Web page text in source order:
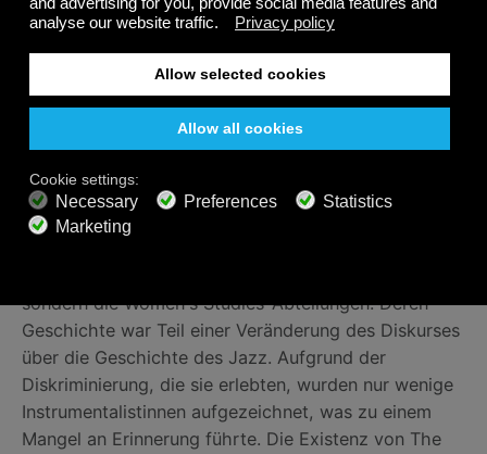
schafften es, diese Hindernisse zu überwinden und
Obwohl sich im Jazz noch viel verändern
muss, zeigten diese Frauen die Möglichkeiten auf.
Leider nahmen zu ihrer Zeit nur wenige Kritiker die
rein weibliche Band ernst, so dass sie von der Presse
weitgehend übersehen wurden.
Sie wurden in den 60er und 70er Jahren von
sondern die Women's Studies-Abteilungen. Deren
Geschichte war Teil einer Veränderung des Diskurses
über die Geschichte des Jazz. Aufgrund der
Diskriminierung, die sie erlebten, wurden nur wenige
Instrumentalistinnen aufgezeichnet, was zu einem
Mangel an Erinnerung führte. Die Existenz von The